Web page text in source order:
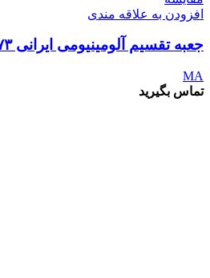
افزودن به علاقه مندی
جعبه تقسیم آلومینیومی ایرانی ۷۳*۱۰۰*۱۰۰
MA
تماس بگیرید